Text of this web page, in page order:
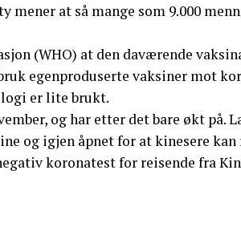
at så mange som 9.000
(WHO) at den daværende
egenproduserte vaksiner mot
er lite brukt.
og har etter det bare økt på.
og igjen åpnet for at kinesere kan
koronatest for reisende fra